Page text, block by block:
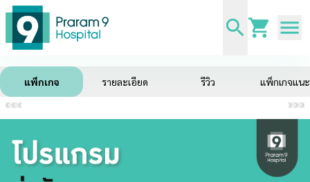
แพ็กเกจ รายละเอียด รีวิว แพ็กเกจแน